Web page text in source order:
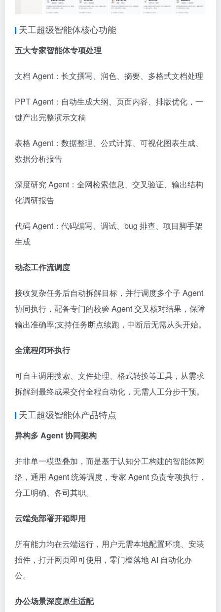
天工超级智能体核心功能
五大专家智能体专项处理
文档 Agent：长文撰写、润色、摘要、多格式文档处理
PPT Agent：自动生成大纲、页面内容、排版优化，一
键产出完整演示文稿
表格 Agent：数据整理、公式计算、可视化图表生成、
数据分析报告
深度研究 Agent：全网检索信息、交叉验证、输出结构
化调研报告
代码 Agent：代码编写、调试、bug 排查、项目脚手架
生成
动态工作流调度
接收复杂任务后自动拆解目标，并行调度多个子 Agent
协同执行，配备专门的校验 Agent 交叉核对结果，保障
输出准确率;支持任务断点续跑，中断后无需从头开始。
全流程闭环执行
可自主调用搜索、文件处理、格式转换等工具，从需求
拆解到最终成果交付全程自动化，无需人工分步干预。
天工超级智能体产品特点
异构多 Agent 协同架构
并非单一模型叠加，而是基于认知分工构建的智能体网
络，通用 Agent 统筹调度，专家 Agent 负责专项执行，
分工明确、各司其职。
云端免部署开箱即用
所有能力均在云端运行，用户无需本地配置环境、安装
插件，打开网页即可使用，零门槛落地 AI 自动化办
公。
办公场景深度原生适配